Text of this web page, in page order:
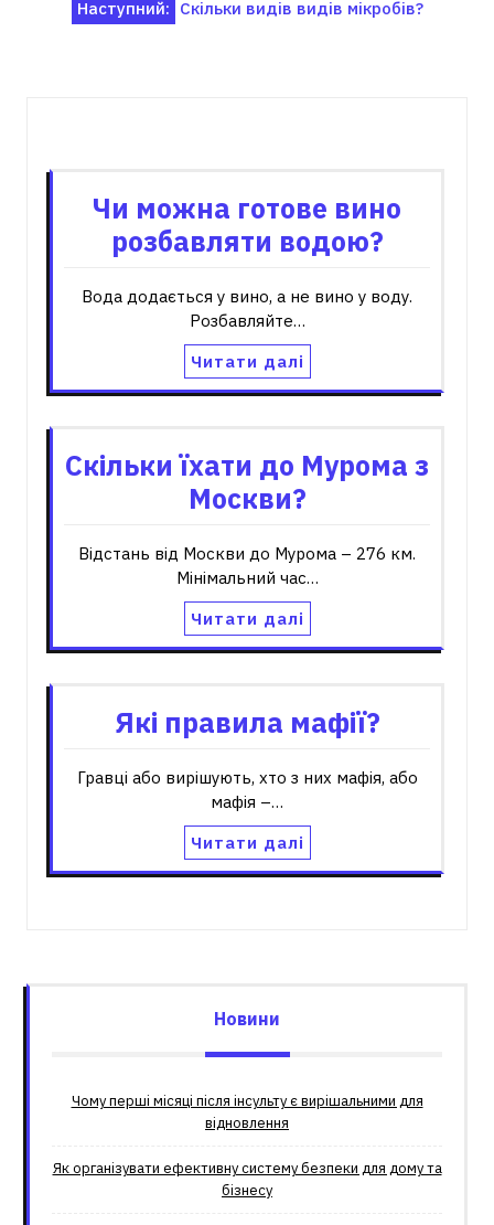
Наступний: Скільки видів видів мікробів?
Чи можна готове вино
розбавляти водою?
Вода додається у вино, а не вино у воду.
Розбавляйте…
Читати далі
Скільки їхати до Мурома з
Москви?
Відстань від Москви до Мурома – 276 км.
Мінімальний час…
Читати далі
Які правила мафії?
Гравці або вирішують, хто з них мафія, або
мафія –…
Читати далі
Новини
Чому перші місяці після інсульту є вирішальними для
відновлення
Як організувати ефективну систему безпеки для дому та
бізнесу